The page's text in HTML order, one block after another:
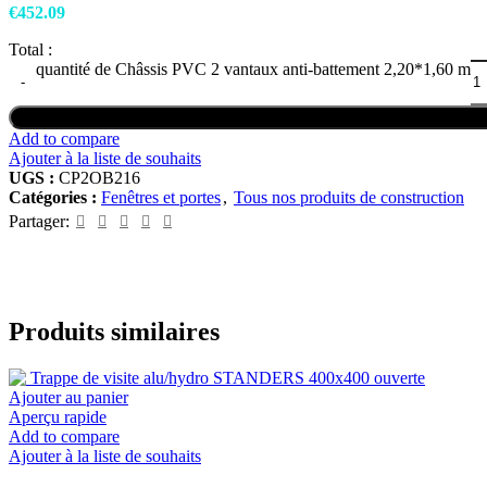
€452.09
quantité de Châssis PVC 2 vantaux anti-battement 2,20*1,60 m
Total :
Add to compare
Ajouter à la liste de souhaits
UGS : CP2OB216
Catégories : Fenêtres et portes, Tous nos produits de construction
Partager:
Produits similaires
Ajouter au panier
Aperçu rapide
Add to compare
Ajouter à la liste de souhaits